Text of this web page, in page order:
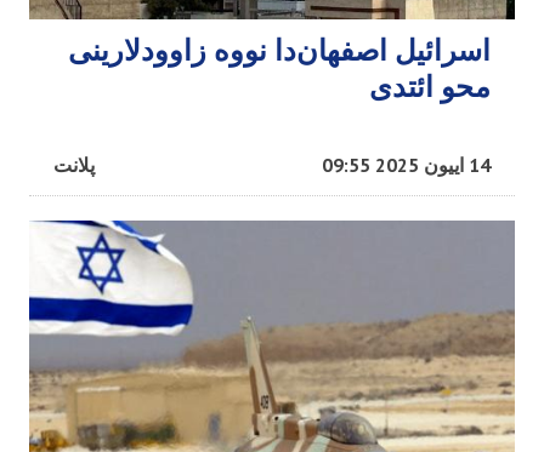
اسرائیل اصفهان‌دا نووه زاوودلارینی
محو ائتدی
پلانت 14 اییون 2025 09:55